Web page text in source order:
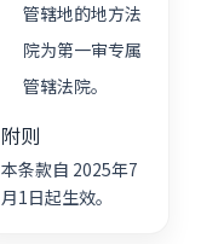
管辖地的地方法
院为第一审专属
管辖法院。
附则
本条款自 2025年7
月1日起生效。